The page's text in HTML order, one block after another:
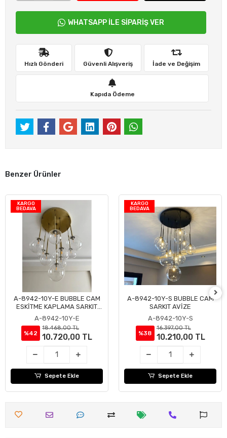
WHATSAPP İLE SİPARİŞ VER
Hızlı Gönderi Güvenli Alışveriş İade ve Değişim
Kapıda Ödeme
Benzer Ürünler
KARGO
BEDAVA
Sepete Ekle
A-8942-10Y-E BUBBLE CAM
ESKİTME KAPLAMA SARKIT
AVİZE
A-8942-10Y-E
%42
18.468,00 TL
10.720,00 TL
Sepete Ekle
KARGO
BEDAVA
Sepete Ekle
A-8942-10Y-S BUBBLE CAM
SARKIT AVİZE
A-8942-10Y-S
%38
16.397,00 TL
10.210,00 TL
Sepete Ekle